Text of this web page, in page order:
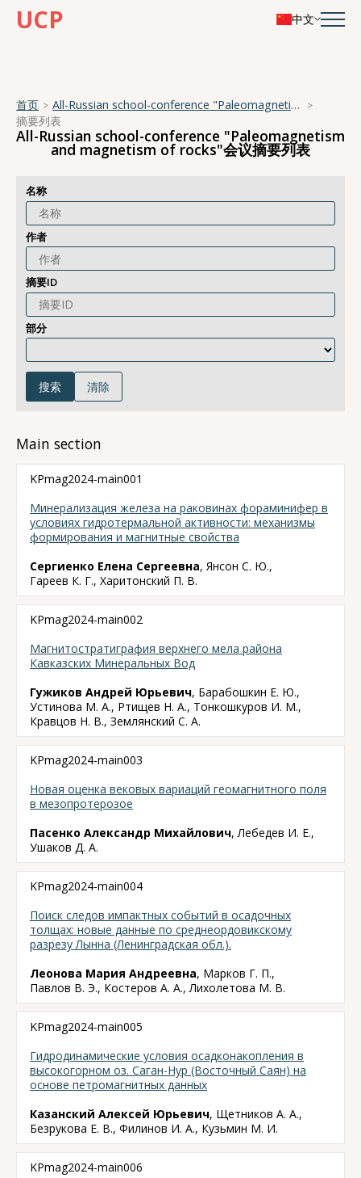
UCP 中文
首页
All-Russian school-conference "Paleomagnetism and magnetism of rocks"
摘要列表
All-Russian school-conference "Paleomagnetism
and magnetism of rocks"会议摘要列表
名称
作者
摘要ID
部分
搜索 清除
Main section
KPmag2024-main001
Минерализация железа на раковинах фораминифер в
условиях гидротермальной активности: механизмы
формирования и магнитные свойства
Сергиенко Елена Сергеевна, Янсон С. Ю.,
Гареев К. Г., Харитонский П. В.
KPmag2024-main002
Магнитостратиграфия верхнего мела района
Кавказских Минеральных Вод
Гужиков Андрей Юрьевич, Барабошкин Е. Ю.,
Устинова М. А., Ртищев Н. А., Тонкошкуров И. М.,
Кравцов Н. В., Землянский С. А.
KPmag2024-main003
Новая оценка вековых вариаций геомагнитного поля
в мезопротерозое
Пасенко Александр Михайлович, Лебедев И. Е.,
Ушаков Д. А.
KPmag2024-main004
Поиск следов импактных событий в осадочных
толщах: новые данные по среднеордовикскому
разрезу Лынна (Ленинградская обл.).
Леонова Мария Андреевна, Марков Г. П.,
Павлов В. Э., Костеров А. А., Лихолетова М. В.
KPmag2024-main005
Гидродинамические условия осадконакопления в
высокогорном оз. Саган-Нур (Восточный Саян) на
основе петромагнитных данных
Казанский Алексей Юрьевич, Щетников А. А.,
Безрукова Е. В., Филинов И. А., Кузьмин М. И.
KPmag2024-main006